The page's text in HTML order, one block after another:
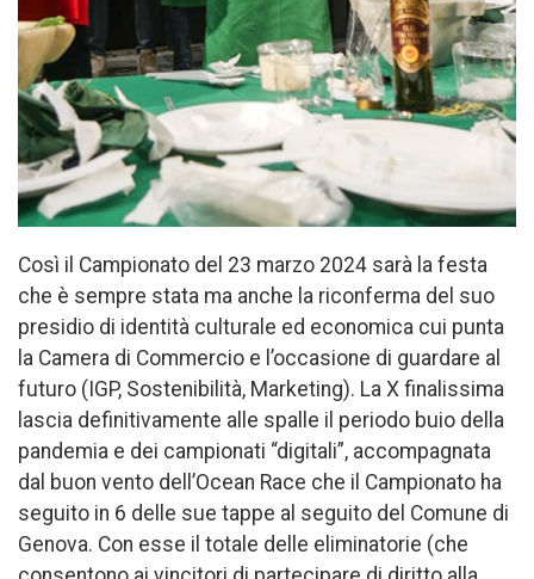
Così il Campionato del 23 marzo 2024 sarà la festa
che è sempre stata ma anche la riconferma del suo
presidio di identità culturale ed economica cui punta
la Camera di Commercio e l’occasione di guardare al
futuro (IGP, Sostenibilità, Marketing). La X finalissima
lascia definitivamente alle spalle il periodo buio della
pandemia e dei campionati “digitali”, accompagnata
dal buon vento dell’Ocean Race che il Campionato ha
seguito in 6 delle sue tappe al seguito del Comune di
Genova. Con esse il totale delle eliminatorie (che